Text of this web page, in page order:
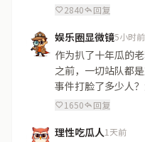
2840 回复
娱乐圈显微镜5小时前
作为扒了十年瓜的
之前，一切站队都
事件打脸了多少人
1650 回复
理性吃瓜人1天前